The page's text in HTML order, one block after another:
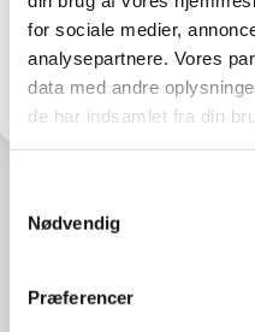
for sociale medier,
analysepartnere. Vores
data med andre
de har indsamlet fra din
Nødvendig
Præferencer
Der handicapreguleres
Andre nyheder